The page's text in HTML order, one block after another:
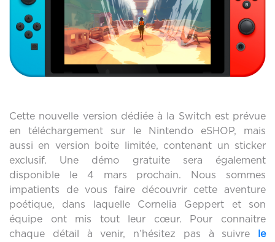
Cette nouvelle version dédiée à la Switch est prévue
en téléchargement sur le Nintendo eSHOP, mais
aussi en version boite limitée, contenant un sticker
exclusif. Une démo gratuite sera également
disponible le 4 mars prochain. Nous sommes
impatients de vous faire découvrir cette aventure
poétique, dans laquelle Cornelia Geppert et son
équipe ont mis tout leur cœur. Pour connaitre
chaque détail à venir, n’hésitez pas à suivre le